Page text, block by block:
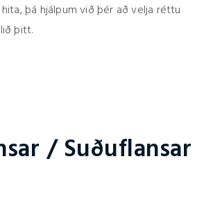
þá hjálpum við þér að velja réttu
þitt.
/ Suðuflansar